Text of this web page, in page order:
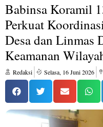
Babinsa Koramil
Perkuat
Desa dan Linmas
Keamanan
Redaksi Selasa, 16 Juni 2026